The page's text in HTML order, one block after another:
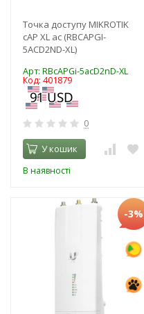
Точка доступу MIKROTIK
cAP XL ac (RBCAPGI-
5ACD2ND-XL)
Арт: RBcAPGi-5acD2nD-XL
Код: 401879
0
У кошик
В наявності
-3%